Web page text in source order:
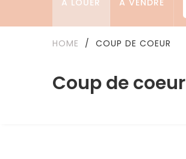
A LOUER A VENDRE
Coup de coeur
HOME / COUP DE COEUR